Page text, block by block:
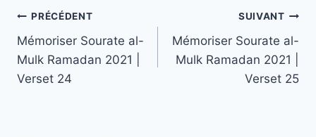
Navigation
de
l’article
PRÉCÉDENT
Mémoriser Sourate al-
Mulk Ramadan 2021 |
Verset 24
SUIVANT
Mémoriser Sourate al-
Mulk Ramadan 2021 |
Verset 25